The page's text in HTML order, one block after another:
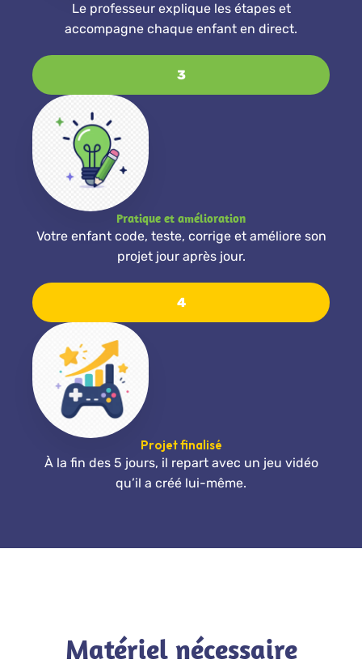
Le professeur explique les étapes et
accompagne chaque enfant en direct.
3
Pratique et amélioration
Votre enfant code, teste, corrige et améliore son
projet jour après jour.
4
Projet finalisé
À la fin des 5 jours, il repart avec un jeu vidéo
qu’il a créé lui-même.
Matériel nécessaire